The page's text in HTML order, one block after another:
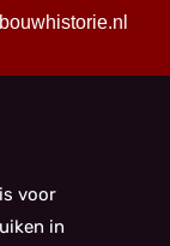
voor
in